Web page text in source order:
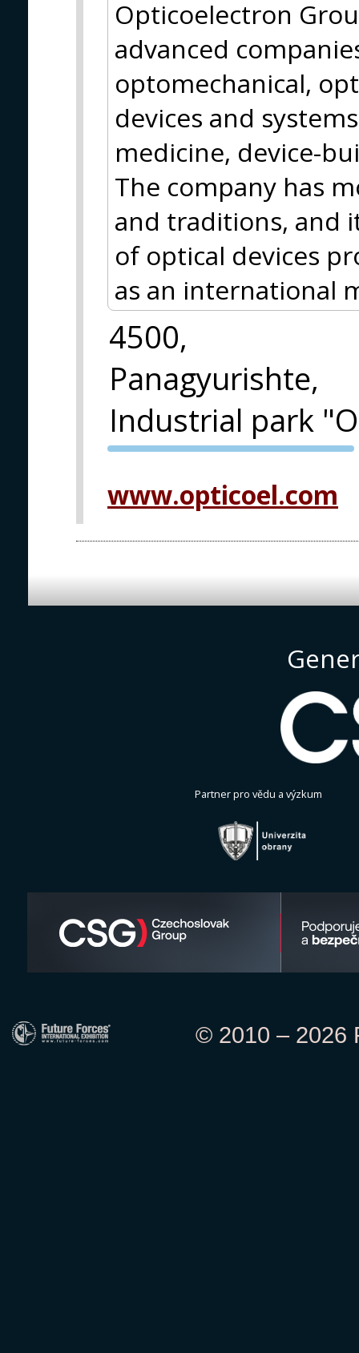
Opticoelectron
advanced
optomechanical,
devices and
medicine, device-
The company has
and traditions, and
of optical devices
as an international
4500,
Panagyurishte,
Industrial park
PVA EXPO
www.opticoel.com
Partner pro vědu a výzkum
© 2010 – 2026